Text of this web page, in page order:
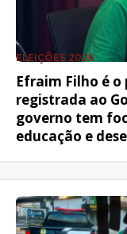
ELEIÇÕES 2026
Efraim Filho é
registrada ao
governo tem
educação e